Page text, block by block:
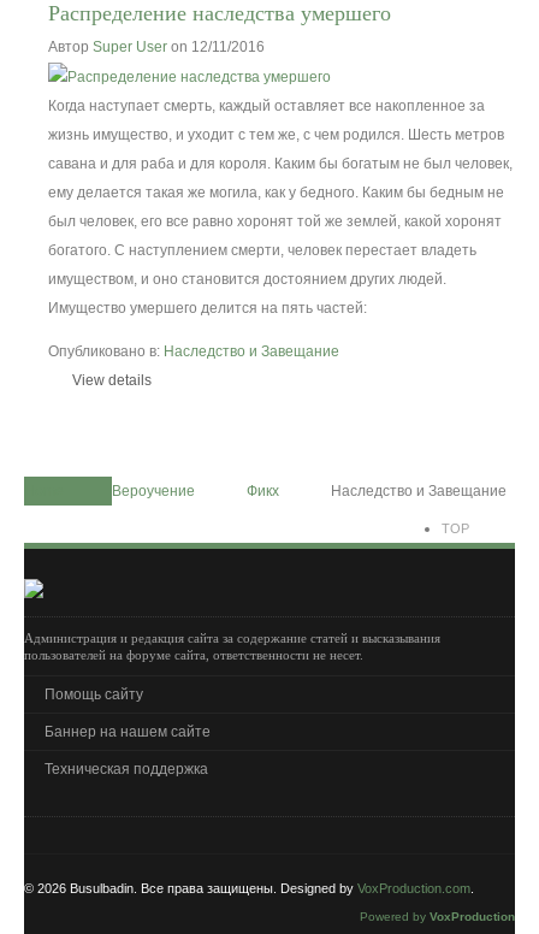
Распределение наследства умершего
Автор Super User on 12/11/2016
Когда наступает смерть, каждый оставляет все накопленное за
жизнь имущество, и уходит с тем же, с чем родился. Шесть метров
савана и для раба и для короля. Каким бы богатым не был человек,
ему делается такая же могила, как у бедного. Каким бы бедным не
был человек, его все равно хоронят той же землей, какой хоронят
богатого. С наступлением смерти, человек перестает владеть
имуществом, и оно становится достоянием других людей.
Имущество умершего делится на пять частей:
Опубликовано в: Наследство и Завещание
View details
Вероучение Фикх Наследство и Завещание
TOP
Администрация и редакция сайта за содержание статей и высказывания
пользователей на форуме сайта, ответственности не несет.
Помощь сайту
Баннер на нашем сайте
Техническая поддержка
© 2026 Busulbadin. Все права защищены. Designed by VoxProduction.com
Powered by VoxProduction